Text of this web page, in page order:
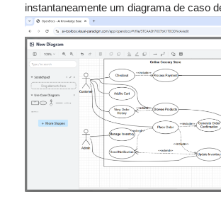
instantaneamente um diagrama de caso